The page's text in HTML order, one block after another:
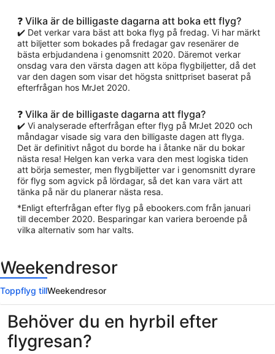
❓ Vilka är de billigaste dagarna att boka ett flyg?
✔️ Det verkar vara bäst att boka flyg på fredag. Vi har märkt
att biljetter som bokades på fredagar gav resenärer de
bästa erbjudandena i genomsnitt 2020. Däremot verkar
onsdag vara den värsta dagen att köpa flygbiljetter, då det
var den dagen som visar det högsta snittpriset baserat på
efterfrågan hos MrJet 2020.
❓ Vilka är de billigaste dagarna att flyga?
✔️ Vi analyserade efterfrågan efter flyg på MrJet 2020 och
måndagar visade sig vara den billigaste dagen att flyga.
Det är definitivt något du borde ha i åtanke när du bokar
nästa resa! Helgen kan verka vara den mest logiska tiden
att börja semester, men flygbiljetter var i genomsnitt dyrare
för flyg som agvick på lördagar, så det kan vara värt att
tänka på när du planerar nästa resa.
*Enligt efterfrågan efter flyg på ebookers.com från januari
till december 2020. Besparingar kan variera beroende på
vilka alternativ som har valts.
Weekendresor
Toppflyg tillWeekendresor
Behöver du en hyrbil efter
flygresan?